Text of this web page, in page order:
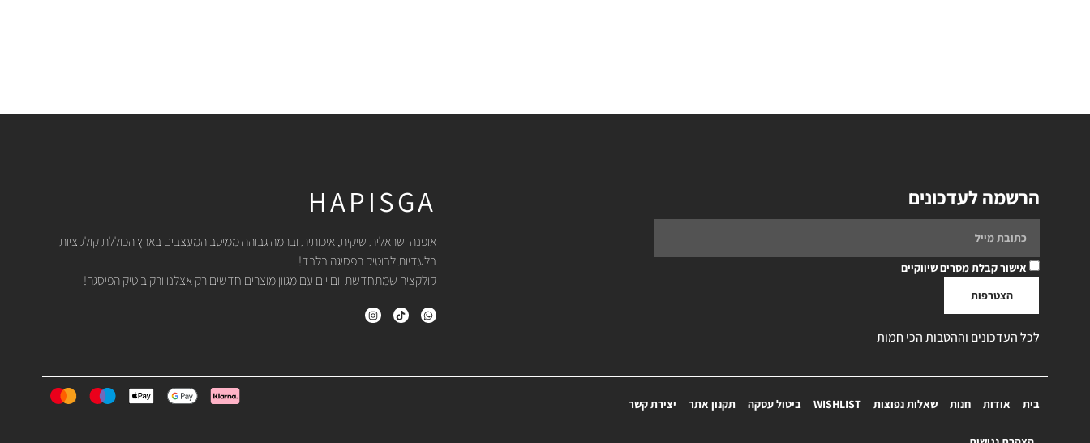
הרשמה לעדכונים
אישור קבלת מסרים שיווקיים
הצטרפות
לכל העדכונים וההטבות הכי חמות
HAPISGA
אופנה ישראלית שיקית, איכותית וברמה גבוהה ממיטב המעצבים בארץ הכוללת קולקציות
בלעדיות לבוטיק הפסיגה בלבד!
קולקציה שמתחדשת יום יום עם מגוון מוצרים חדשים רק אצלנו ורק בוטיק הפיסגה!
בית אודות חנות שאלות נפוצות WISHLIST ביטול עסקה תקנון אתר יצירת קשר